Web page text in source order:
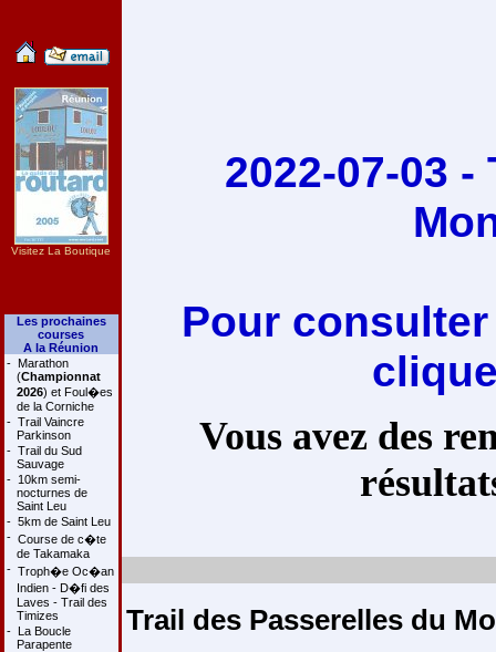
Visitez La Boutique
Les prochaines
courses
A la Réunion
- Marathon
(Championnat
2026) et Foul�es
de la Corniche
- Trail Vaincre
Parkinson
- Trail du Sud
Sauvage
- 10km semi-
nocturnes de
Saint Leu
- 5km de Saint Leu
- Course de c�te
de Takamaka
- Troph�e Oc�an
Indien - D�fi des
Laves - Trail des
Timizes
- La Boucle
Parapente
2022-07-03
Pour
Vous avez des
Trail des Passerelles du